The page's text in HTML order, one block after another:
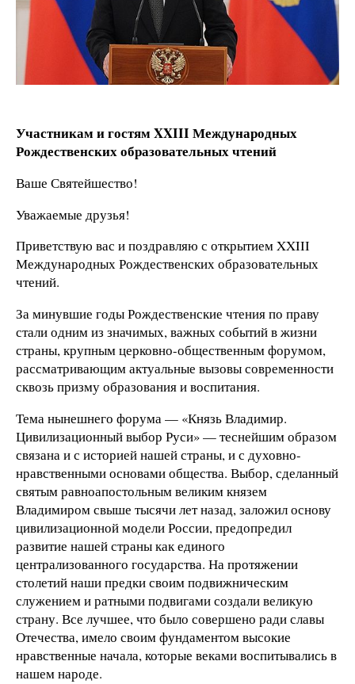
Участникам и гостям XXIII Международных
Рождественских образовательных чтений
Ваше Святейшество!
Уважаемые друзья!
Приветствую вас и поздравляю с открытием XXIII
Международных Рождественских образовательных
чтений.
За минувшие годы Рождественские чтения по праву
стали одним из значимых, важных событий в жизни
страны, крупным церковно-общественным форумом,
рассматривающим актуальные вызовы современности
сквозь призму образования и воспитания.
Тема нынешнего форума — «Князь Владимир.
Цивилизационный выбор Руси» — теснейшим образом
связана и с историей нашей страны, и с духовно-
нравственными основами общества. Выбор, сделанный
святым равноапостольным великим князем
Владимиром свыше тысячи лет назад, заложил основу
цивилизационной модели России, предопредил
развитие нашей страны как единого
централизованного государства. На протяжении
столетий наши предки своим подвижническим
служением и ратными подвигами создали великую
страну. Все лучшее, что было совершено ради славы
Отечества, имело своим фундаментом высокие
нравственные начала, которые веками воспитывались в
нашем народе.